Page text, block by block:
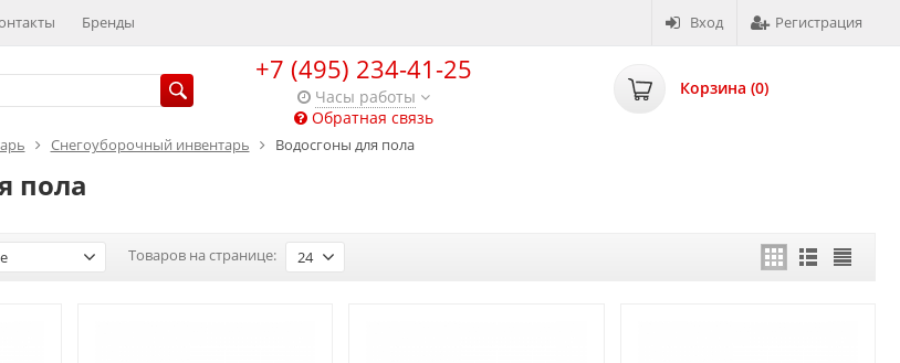
Вход Регистрация
Бренды
+7 (495) 234-41-25
Часы работы
Обратная связь
Корзина (0)
Снегоуборочный инвентарь Водосгоны для пола
пола
Товаров на странице: 24